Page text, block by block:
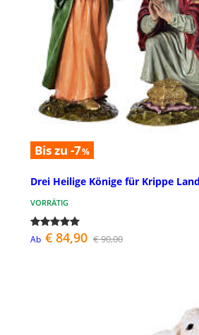
Bis zu -7%
Drei Heilige Könige für Krippe
VORRÄTIG
Ab € 84,90 € 90,00